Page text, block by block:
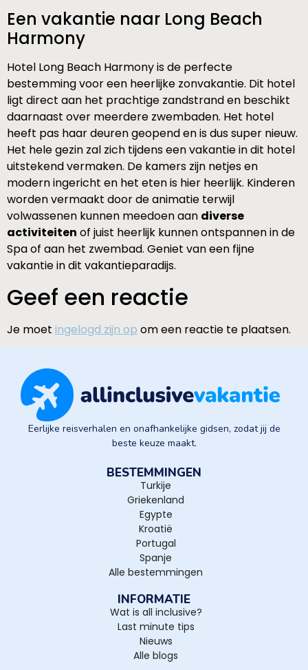
Een vakantie naar Long Beach
Harmony
Hotel Long Beach Harmony is de perfecte
bestemming voor een heerlijke zonvakantie. Dit hotel
ligt direct aan het prachtige zandstrand en beschikt
daarnaast over meerdere zwembaden. Het hotel
heeft pas haar deuren geopend en is dus super nieuw.
Het hele gezin zal zich tijdens een vakantie in dit hotel
uitstekend vermaken. De kamers zijn netjes en
modern ingericht en het eten is hier heerlijk. Kinderen
worden vermaakt door de animatie terwijl
volwassenen kunnen meedoen aan diverse
activiteiten of juist heerlijk kunnen ontspannen in de
Spa of aan het zwembad. Geniet van een fijne
vakantie in dit vakantieparadijs.
Geef een reactie
Je moet ingelogd zijn op om een reactie te plaatsen.
Eerlijke reisverhalen en onafhankelijke gidsen, zodat jij de
beste keuze maakt.
BESTEMMINGEN
Turkije
Griekenland
Egypte
Kroatië
Portugal
Spanje
Alle bestemmingen
INFORMATIE
Wat is all inclusive?
Last minute tips
Nieuws
Alle blogs